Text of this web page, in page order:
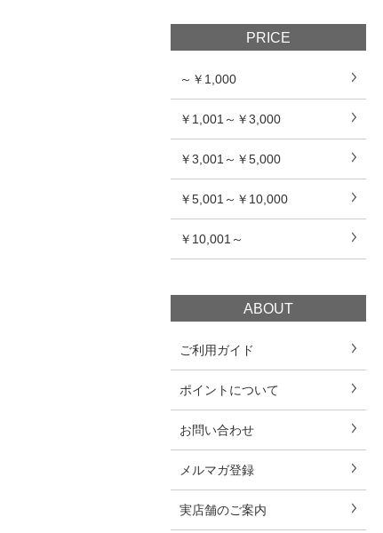
PRICE
～￥1,000
￥1,001～￥3,000
￥3,001～￥5,000
￥5,001～￥10,000
￥10,001～
ABOUT
ご利用ガイド
ポイントについて
お問い合わせ
メルマガ登録
実店舗のご案内